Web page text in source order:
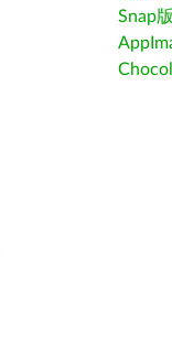
Snap版